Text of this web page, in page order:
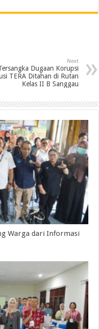
i
a
Next
Dugaan Korupsi
TERA Ditahan di Rutan
Kelas II B Sanggau
Warga dari Informasi